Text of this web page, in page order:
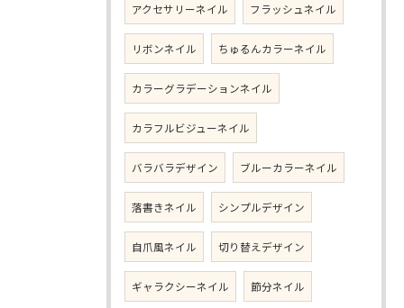
アクセサリーネイル フラッシュネイル
リボンネイル ちゅるんカラーネイル
カラーグラデーションネイル
カラフルビジューネイル
バラバラデザイン ブルーカラーネイル
落書きネイル シンプルデザイン
自爪風ネイル 切り替えデザイン
ギャラクシーネイル 節分ネイル